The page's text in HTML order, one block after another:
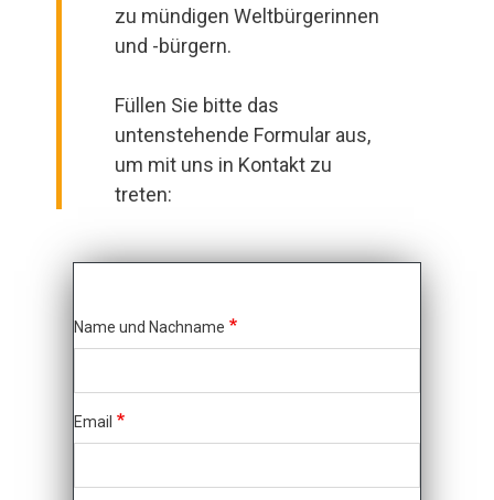
zu mündigen Weltbürgerinnen
und -bürgern.
Füllen Sie bitte das
untenstehende Formular aus,
um mit uns in Kontakt zu
treten:
Name und Nachname
Email